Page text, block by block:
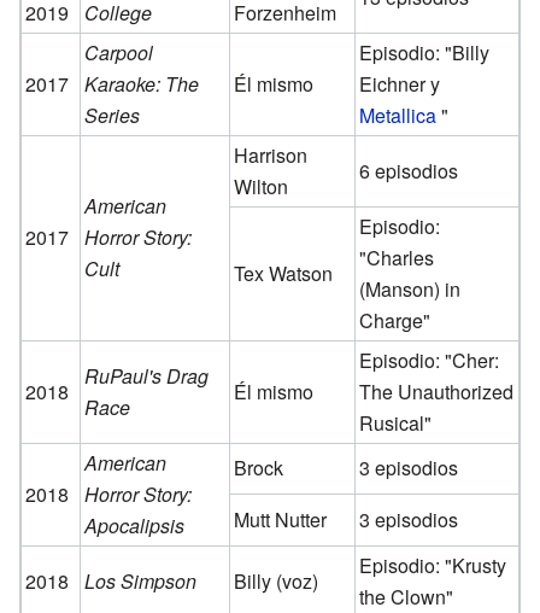
2019 College Forzenheim
2017
Carpool
Karaoke: The
Series
Él mismo
Episodio: "Billy
Eichner y
Metallica"
2017
American
Horror Story:
Cult
Harrison
Wilton
6 episodios
Tex Watson
Episodio:
"Charles
(Manson) in
Charge"
2018
RuPaul's Drag
Race
Él mismo
Episodio: "Cher:
The Unauthorized
Rusical"
2018
American
Horror Story:
Apocalipsis
Brock
3 episodios
Mutt Nutter
3 episodios
2018 Los Simpson Billy (voz)
Episodio: "Krusty
the Clown"